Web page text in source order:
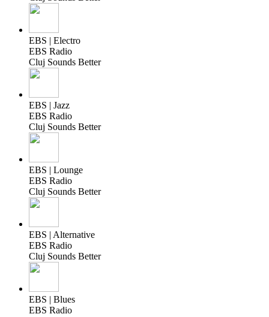
EBS | Electro
EBS Radio
Cluj Sounds Better
EBS | Jazz
EBS Radio
Cluj Sounds Better
EBS | Lounge
EBS Radio
Cluj Sounds Better
EBS | Alternative
EBS Radio
Cluj Sounds Better
EBS | Blues
EBS Radio